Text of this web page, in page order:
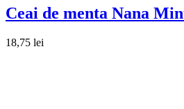
Ceai de menta Nana
18,75 lei